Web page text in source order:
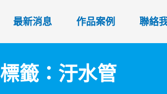
最新消息 作品案例 聯絡
標籤：汙水管